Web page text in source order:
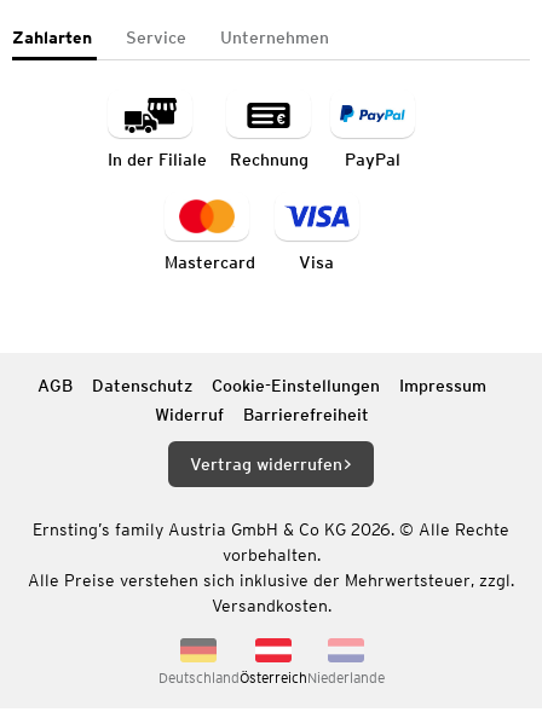
Zahlarten Service Unternehmen
In der Filiale Rechnung PayPal
Mastercard Visa
AGB Datenschutz Cookie-Einstellungen
Impressum
Widerruf
Barrierefreiheit
Vertrag widerrufen
Ernsting’s family Austria GmbH & Co KG 2026. © Alle Rechte
vorbehalten.
Alle Preise verstehen sich inklusive der Mehrwertsteuer, zzgl.
Versandkosten.
DeutschlandÖsterreichNiederlande